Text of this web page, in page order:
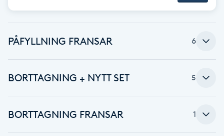
Brynfärgning
Brynplockning
Bröllopsuppsättning
C
Coachning
PÅFYLLNING FRANSAR 6
BORTTAGNING + NYTT SET 5
BORTTAGNING FRANSAR 1